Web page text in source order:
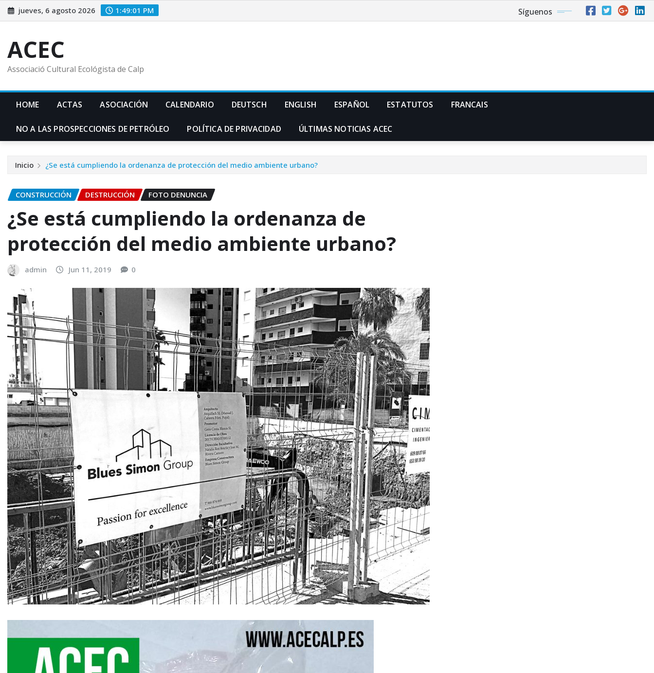
Saltar
al
jueves, 6 agosto 2026 1:49:03 PM Síguenos
ACEC
Associació Cultural Ecológista de Calp
HOME ACTAS ASOCIACIÓN CALENDARIO DEUTSCH ENGLISH ESPAÑOL ESTATUTOS FRANCAIS
NO A LAS PROSPECCIONES DE PETRÓLEO POLÍTICA DE PRIVACIDAD ÚLTIMAS NOTICIAS ACEC
Inicio ¿Se está cumpliendo la ordenanza de protección del medio ambiente urbano?
CONSTRUCCIÓN DESTRUCCIÓN FOTO DENUNCIA
¿Se está cumpliendo la ordenanza de
protección del medio ambiente urbano?
admin Jun 11, 2019 0